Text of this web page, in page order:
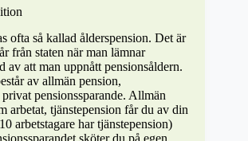
ofta så kallad ålderspension. Det är
från staten när man lämnar
av att man uppnått pensionsåldern.
av allmän pension,
pensionssparande. Allmän
arbetat, tjänstepension får du av din
arbetstagare har tjänstepension)
sköter du på egen